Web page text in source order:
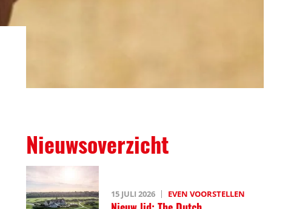
Nieuwsoverzicht
15 JULI 2026 EVEN VOORSTELLEN